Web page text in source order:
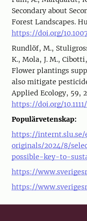
Secondary about
Forest Landscapes.
https://doi.org/
Rundlöf, M.,
K., Mola, J. M.,
Flower plantings
also mitigate
Applied Ecology, 59,
https://doi.org/
Populärvetenskap:
https://internt.slu.se/
originals/2024/8/
possible-key-to-
https://
https://